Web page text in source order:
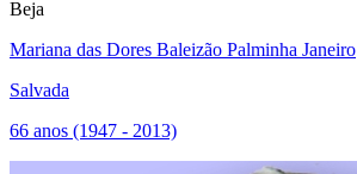
Beja
Mariana das Dores Baleizão Palminha Janeiro
Salvada
66 anos (1947 - 2013)